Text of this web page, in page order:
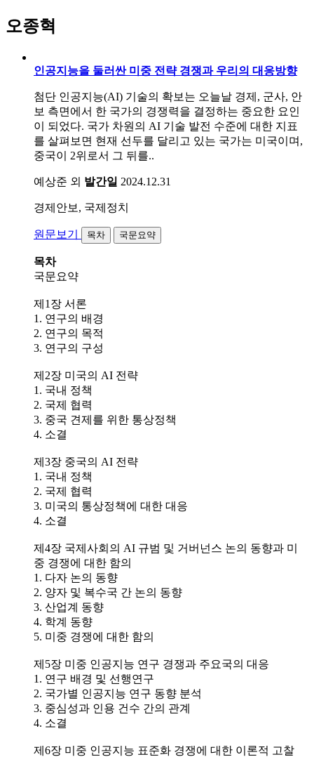
오종혁
인공지능을 둘러싼 미중 전략 경쟁과 우리의 대응방향
첨단 인공지능(AI) 기술의 확보는 오늘날 경제, 군사, 안
보 측면에서 한 국가의 경쟁력을 결정하는 중요한 요인
이 되었다. 국가 차원의 AI 기술 발전 수준에 대한 지표
를 살펴보면 현재 선두를 달리고 있는 국가는 미국이며,
중국이 2위로서 그 뒤를..
예상준 외 발간일 2024.12.31
경제안보, 국제정치
원문보기 목차 국문요약
목차
국문요약
제1장 서론
1. 연구의 배경
2. 연구의 목적
3. 연구의 구성
제2장 미국의 AI 전략
1. 국내 정책
2. 국제 협력
3. 중국 견제를 위한 통상정책
4. 소결
제3장 중국의 AI 전략
1. 국내 정책
2. 국제 협력
3. 미국의 통상정책에 대한 대응
4. 소결
제4장 국제사회의 AI 규범 및 거버넌스 논의 동향과 미
중 경쟁에 대한 함의
1. 다자 논의 동향
2. 양자 및 복수국 간 논의 동향
3. 산업계 동향
4. 학계 동향
5. 미중 경쟁에 대한 함의
제5장 미중 인공지능 연구 경쟁과 주요국의 대응
1. 연구 배경 및 선행연구
2. 국가별 인공지능 연구 동향 분석
3. 중심성과 인용 건수 간의 관계
4. 소결
제6장 미중 인공지능 표준화 경쟁에 대한 이론적 고찰